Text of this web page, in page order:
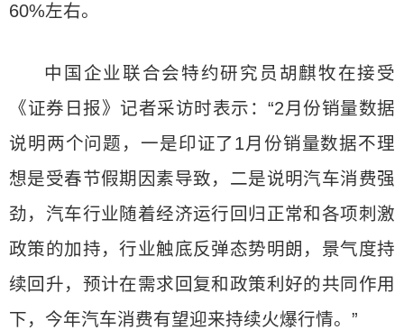
60%左右。
中国企业联合会特约研究员胡麒牧在接受
《证券日报》记者采访时表示：“2月份销量数据
说明两个问题，一是印证了1月份销量数据不理
想是受春节假期因素导致，二是说明汽车消费强
劲，汽车行业随着经济运行回归正常和各项刺激
政策的加持，行业触底反弹态势明朗，景气度持
续回升，预计在需求回复和政策利好的共同作用
下，今年汽车消费有望迎来持续火爆行情。”